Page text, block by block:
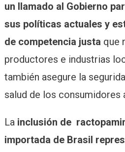
un llamado al Gobierno
sus políticas actuales y
de competencia justa que
productores e industrias
también asegure la
salud de los consumidores
Lainclusión de
importada de Brasil